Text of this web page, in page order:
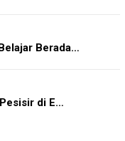
Berada…
di E…